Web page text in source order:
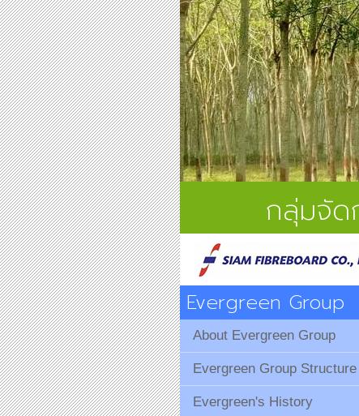
กลุ่มจัด
Evergreen Group
About Evergreen Group
Evergreen Group Structure
Evergreen's History